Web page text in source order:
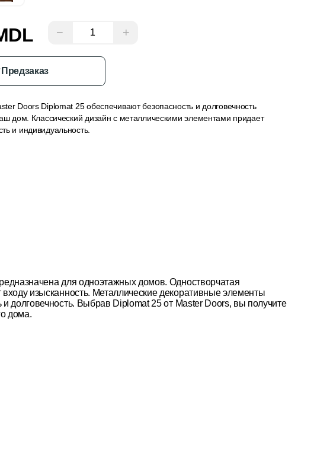
− +
Предзаказ
Doors Diplomat 25 обеспечивают безопасность и долговечность
дом. Классический дизайн с металлическими элементами придает
и индивидуальность.
для одноэтажных домов. Одностворчатая
изысканность. Металлические декоративные элементы
долговечность. Выбрав Diplomat 25 от Master Doors, вы получите
дома.